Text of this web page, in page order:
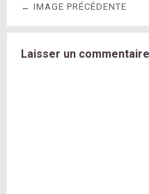
← IMAGE PRÉCÉDENTE
Laisser un commentaire